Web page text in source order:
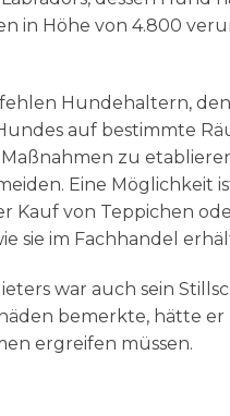
in Höhe von 4.800
Hundehaltern, den
auf bestimmte
zu
Eine Möglichkeit
Kauf von Teppichen
sie im Fachhandel
war auch sein
bemerkte, hätte er
ergreifen müssen.